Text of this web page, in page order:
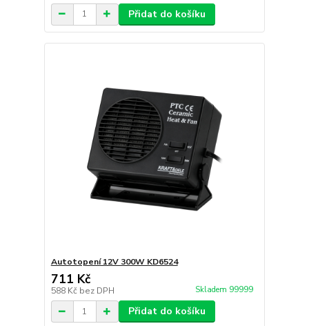
Přidat do košíku
Autotopení 12V 300W KD6524
711 Kč
588 Kč bez DPH Skladem 99999
Přidat do košíku